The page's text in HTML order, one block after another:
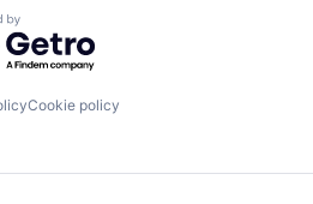
by Getro.com
Cookie policy